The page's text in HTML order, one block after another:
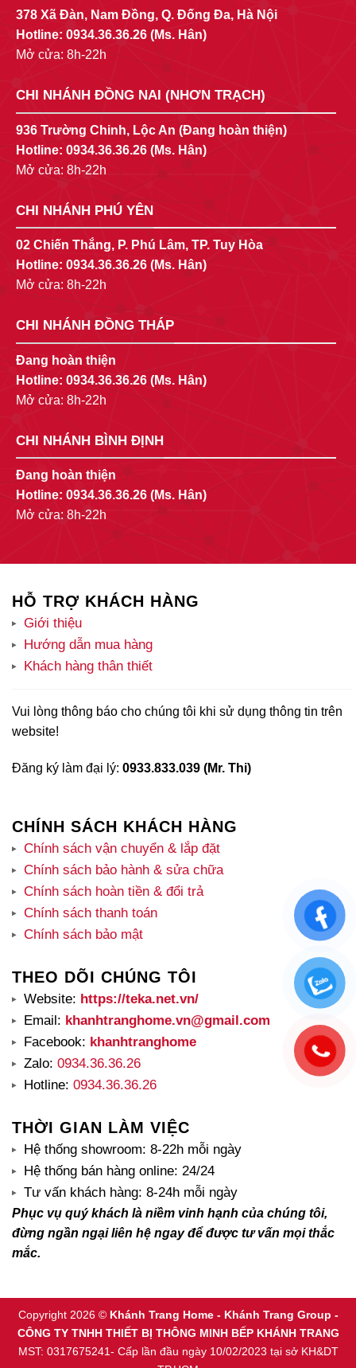
378 Xã Đàn, Nam Đồng, Q. Đống Đa, Hà Nội
Hotline: 0934.36.36.26 (Ms. Hân)
Mở cửa: 8h-22h
CHI NHÁNH ĐỒNG NAI (NHƠN TRẠCH)
936 Trường Chinh, Lộc An (Đang hoàn thiện)
Hotline: 0934.36.36.26 (Ms. Hân)
Mở cửa: 8h-22h
CHI NHÁNH PHÚ YÊN
02 Chiến Thắng, P. Phú Lâm, TP. Tuy Hòa
Hotline: 0934.36.36.26 (Ms. Hân)
Mở cửa: 8h-22h
CHI NHÁNH ĐỒNG THÁP
Đang hoàn thiện
Hotline: 0934.36.36.26 (Ms. Hân)
Mở cửa: 8h-22h
CHI NHÁNH BÌNH ĐỊNH
Đang hoàn thiện
Hotline: 0934.36.36.26 (Ms. Hân)
Mở cửa: 8h-22h
HỖ TRỢ KHÁCH HÀNG
Giới thiệu
Hướng dẫn mua hàng
Khách hàng thân thiết
Vui lòng thông báo cho chúng tôi khi sử dụng thông tin trên
website!
Đăng ký làm đại lý: 0933.833.039 (Mr. Thi)
CHÍNH SÁCH KHÁCH HÀNG
Chính sách vận chuyển & lắp đặt
Chính sách bảo hành & sửa chữa
Chính sách hoàn tiền & đổi trả
Chính sách thanh toán
Chính sách bảo mật
THEO DÕI CHÚNG TÔI
Website: https://teka.net.vn/
Email: khanhtranghome.vn@gmail.com
Facebook: khanhtranghome
Zalo: 0934.36.36.26
Hotline: 0934.36.36.26
THỜI GIAN LÀM VIỆC
Hệ thống showroom: 8-22h mỗi ngày
Hệ thống bán hàng online: 24/24
Tư vấn khách hàng: 8-24h mỗi ngày
Phục vụ quý khách là niềm vinh hạnh của chúng tôi,
đừng ngần ngại liên hệ ngay để được tư vấn mọi thắc
mắc.
Copyright 2026 © Khánh Trang Home - Khánh Trang Group -
CÔNG TY TNHH THIẾT BỊ THÔNG MINH BẾP KHÁNH TRANG
MST: 0317675241- Cấp lần đầu ngày 10/02/2023 tại sở KH&DT